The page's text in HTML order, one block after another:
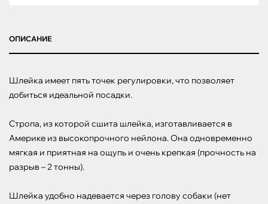
ОПИСАНИЕ
Шлейка имеет пять точек регулировки, что позволяет
добиться идеальной посадки.
Стропа, из которой сшита шлейка, изготавливается в
Америке из высокопрочного нейлона. Она одновременно
мягкая и приятная на ощупь и очень крепкая (прочность на
разрыв – 2 тонны).
Шлейка удобно надевается через голову собаки (нет